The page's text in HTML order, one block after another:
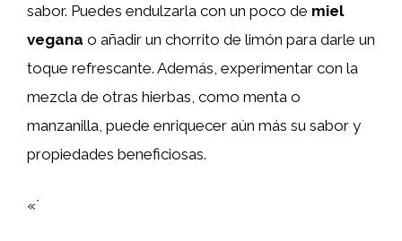
sabor. Puedes endulzarla con un poco de miel
vegana o añadir un chorrito de limón para darle un
toque refrescante. Además, experimentar con la
mezcla de otras hierbas, como menta o
manzanilla, puede enriquecer aún más su sabor y
propiedades beneficiosas.
«`